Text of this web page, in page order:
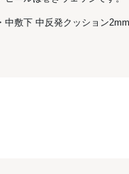
・中敷下 中反発クッション